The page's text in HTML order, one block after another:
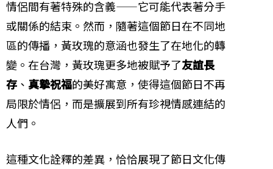
情侶間有著特殊的含義——它可能代表著分手
或關係的結束。然而，隨著這個節日在不同地
區的傳播，黃玫瑰的意涵也發生了在地化的轉
變。在台灣，黃玫瑰更多地被賦予了友誼長
存 、 真摯祝福的美好寓意，使得這個節日不再
局限於情侶，而是擴展到所有珍視情感連結的
人們。
這種文化詮釋的差異，恰恰展現了節日文化傳